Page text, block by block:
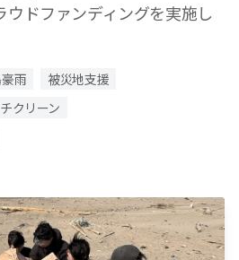
ウドファンディングを実施し
雨
被災地支援
クリーン